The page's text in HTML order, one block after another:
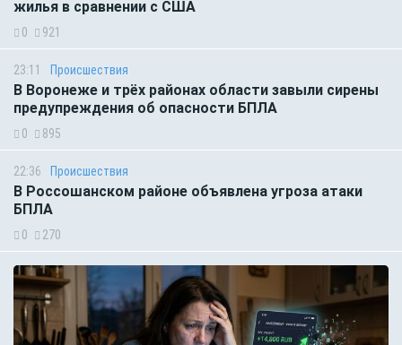
жилья в сравнении с США
0 921
23:11 Происшествия
В Воронеже и трёх районах области завыли сирены
предупреждения об опасности БПЛА
0 895
22:36 Происшествия
В Россошанском районе объявлена угроза атаки
БПЛА
0 270